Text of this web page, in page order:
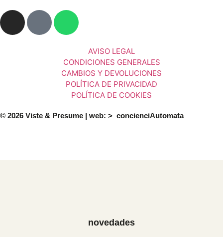
AVISO LEGAL
CONDICIONES GENERALES
CAMBIOS Y DEVOLUCIONES
POLÍTICA DE PRIVACIDAD
POLÍTICA DE COOKIES
© 2026 Viste & Presume | web: >_concienciAutomata_
novedades